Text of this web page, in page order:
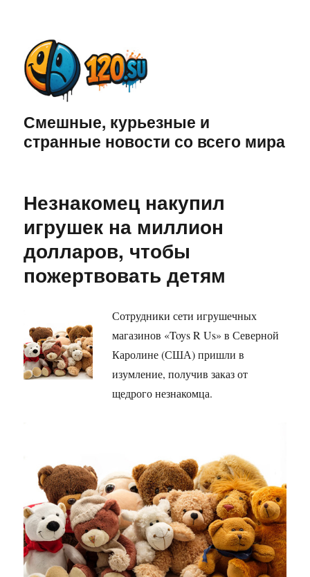
Смешные, курьезные и
странные новости со всего мира
Незнакомец накупил
игрушек на миллион
долларов, чтобы
пожертвовать детям
Сотрудники сети игрушечных
магазинов «Toys R Us» в Северной
Каролине (США) пришли в
изумление, получив заказ от
щедрого незнакомца.